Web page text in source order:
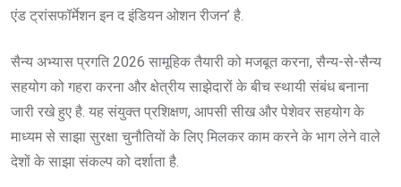
एंड ट्रांसफॉर्मेशन इन द इंडियन ओशन रीजन’ है.
सैन्य अभ्यास प्रगति 2026 सामूहिक तैयारी को मजबूत करना, सैन्य-से-सैन्य
सहयोग को गहरा करना और क्षेत्रीय साझेदारों के बीच स्थायी संबंध बनाना
जारी रखे हुए है. यह संयुक्त प्रशिक्षण, आपसी सीख और पेशेवर सहयोग के
माध्यम से साझा सुरक्षा चुनौतियों के लिए मिलकर काम करने के भाग लेने वाले
देशों के साझा संकल्प को दर्शाता है.